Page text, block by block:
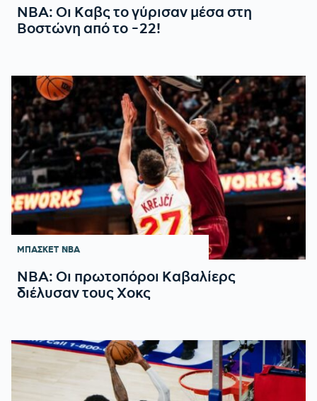
NBA: Οι Καβς το γύρισαν μέσα στη
Βοστώνη από το -22!
ΜΠΑΣΚΕΤ NBA
NBA: Οι πρωτοπόροι Καβαλίερς
διέλυσαν τους Χοκς